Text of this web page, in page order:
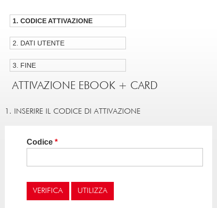
1. CODICE ATTIVAZIONE
2. DATI UTENTE
3. FINE
ATTIVAZIONE EBOOK + CARD
1. INSERIRE IL CODICE DI ATTIVAZIONE
Codice